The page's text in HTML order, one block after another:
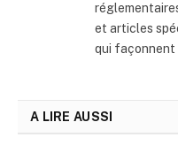
et articles
qui façonnent
A LIRE AUSSI